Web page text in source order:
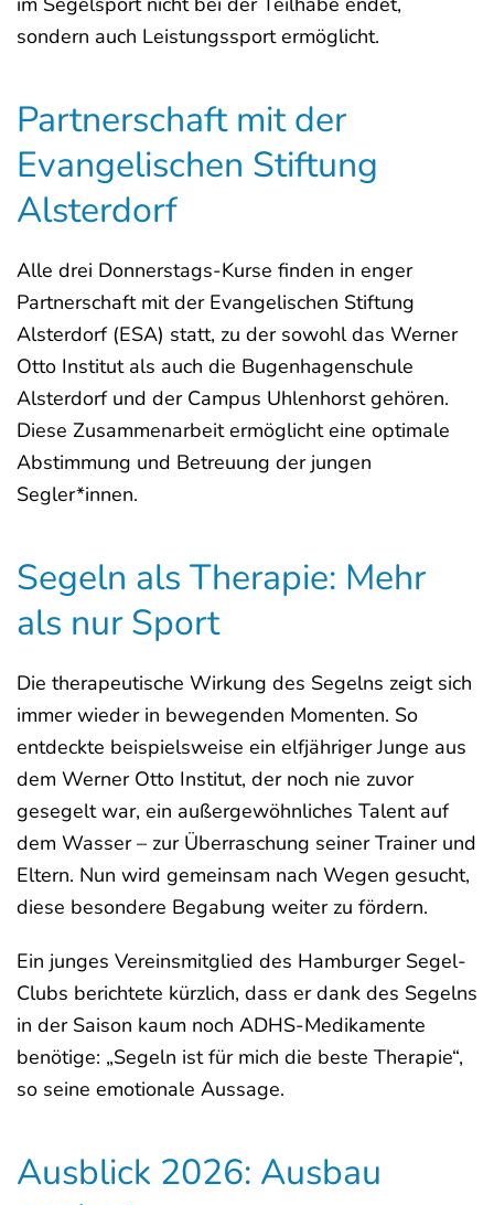
sondern auch Leistungssport ermöglicht.
Partnerschaft mit der
Evangelischen Stiftung
Alsterdorf
Alle drei Donnerstags-Kurse finden in enger
Partnerschaft mit der Evangelischen Stiftung
Alsterdorf (ESA) statt, zu der sowohl das Werner
Otto Institut als auch die Bugenhagenschule
Alsterdorf und der Campus Uhlenhorst gehören.
Diese Zusammenarbeit ermöglicht eine optimale
Abstimmung und Betreuung der jungen
Segler*innen.
Segeln als Therapie: Mehr
als nur Sport
Die therapeutische Wirkung des Segelns zeigt sich
immer wieder in bewegenden Momenten. So
entdeckte beispielsweise ein elfjähriger Junge aus
dem Werner Otto Institut, der noch nie zuvor
gesegelt war, ein außergewöhnliches Talent auf
dem Wasser – zur Überraschung seiner Trainer und
Eltern. Nun wird gemeinsam nach Wegen gesucht,
diese besondere Begabung weiter zu fördern.
Ein junges Vereinsmitglied des Hamburger Segel-
Clubs berichtete kürzlich, dass er dank des Segelns
in der Saison kaum noch ADHS-Medikamente
benötige: „Segeln ist für mich die beste Therapie“,
so seine emotionale Aussage.
Ausblick 2026: Ausbau